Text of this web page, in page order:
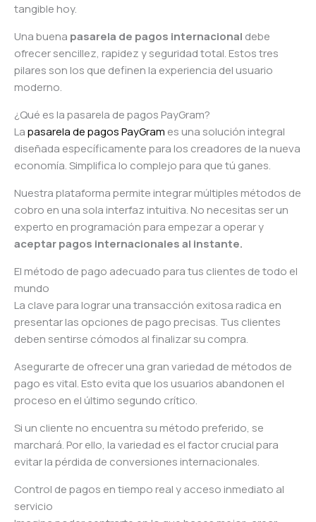
tangible hoy.
Una buena pasarela de pagos internacional debe
ofrecer sencillez, rapidez y seguridad total. Estos tres
pilares son los que definen la experiencia del usuario
moderno.
¿Qué es la pasarela de pagos PayGram?
Lapasarela de pagos PayGram es una solución integral
diseñada específicamente para los creadores de la nueva
economía. Simplifica lo complejo para que tú ganes.
Nuestra plataforma permite integrar múltiples métodos de
cobro en una sola interfaz intuitiva. No necesitas ser un
experto en programación para empezar a operar y
aceptar pagos internacionales al instante.
El método de pago adecuado para tus clientes de todo el
mundo
La clave para lograr una transacción exitosa radica en
presentar las opciones de pago precisas. Tus clientes
deben sentirse cómodos al finalizar su compra.
Asegurarte de ofrecer una gran variedad de métodos de
pago es vital. Esto evita que los usuarios abandonen el
proceso en el último segundo crítico.
Si un cliente no encuentra su método preferido, se
marchará. Por ello, la variedad es el factor crucial para
evitar la pérdida de conversiones internacionales.
Control de pagos en tiempo real y acceso inmediato al
servicio